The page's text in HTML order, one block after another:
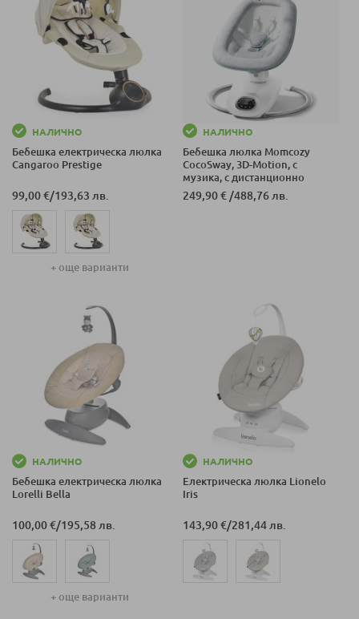
НАЛИЧНО
Бебешка електрическа люлка
Cangaroo Prestige
99,00 €/193,63 лв.
+ още варианти
НАЛИЧНО
Бебешка люлка Momcozy
CocoSway, 3D-Motion, с
музика, с дистанционно
управление
249,90 € /488,76 лв.
НАЛИЧНО
Бебешка електрическа люлка
Lorelli Bella
100,00 €/195,58 лв.
+ още варианти
НАЛИЧНО
Електрическа люлка Lionelo
Iris
143,90 €/281,44 лв.